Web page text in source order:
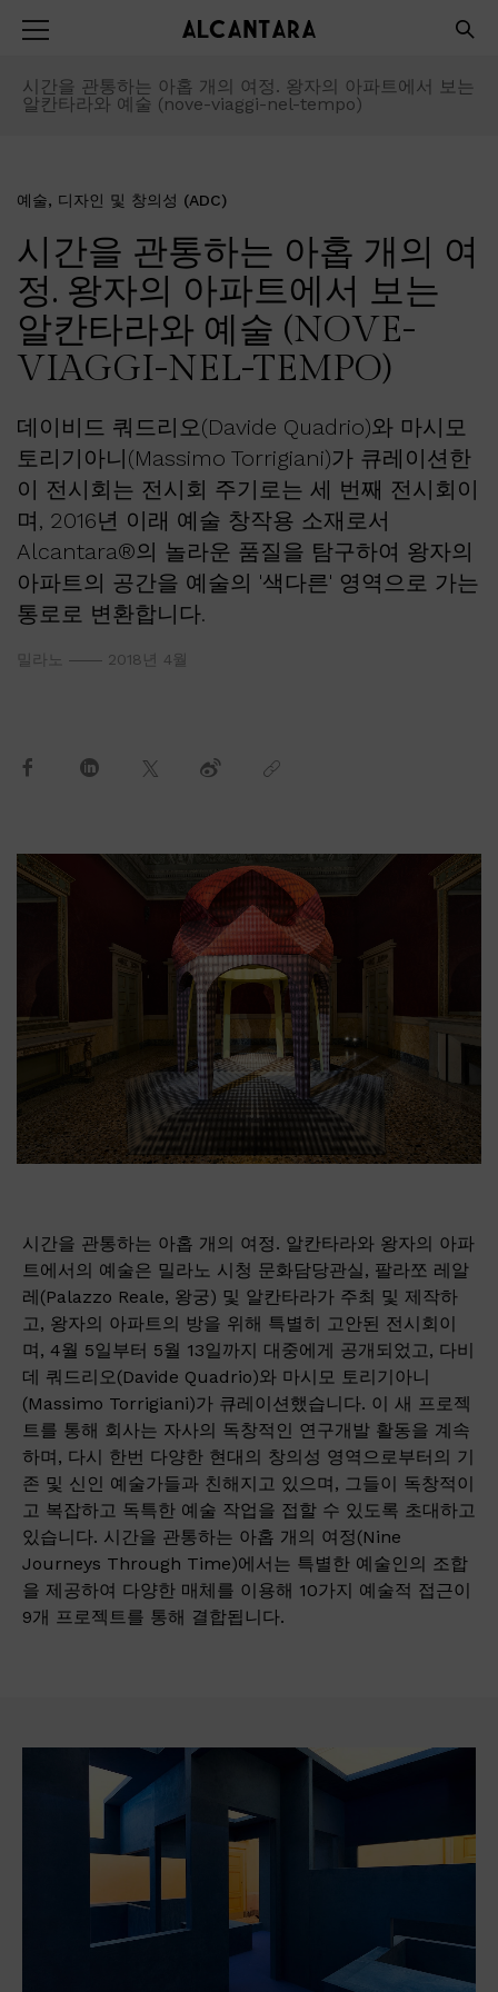
시간을 관통하는 아홉 개의 여정. 왕자의 아파트에서 보는
알칸타라와 예술 (nove-viaggi-nel-tempo)
예술, 디자인 및 창의성 (ADC)
시간을 관통하는 아홉 개의 여
정. 왕자의 아파트에서 보는
알칸타라와 예술 (NOVE-
VIAGGI-NEL-TEMPO)
데이비드 쿼드리오(Davide Quadrio)와 마시모
토리기아니(Massimo Torrigiani)가 큐레이션한
이 전시회는 전시회 주기로는 세 번째 전시회이
며, 2016년 이래 예술 창작용 소재로서
Alcantara®의 놀라운 품질을 탐구하여 왕자의
아파트의 공간을 예술의 '색다른' 영역으로 가는
통로로 변환합니다.
밀라노 2018년 4월
시간을 관통하는 아홉 개의 여정. 알칸타라와 왕자의 아파
트에서의 예술은 밀라노 시청 문화담당관실, 팔라쪼 레알
레(Palazzo Reale, 왕궁) 및 알칸타라가 주최 및 제작하
고, 왕자의 아파트의 방을 위해 특별히 고안된 전시회이
며, 4월 5일부터 5월 13일까지 대중에게 공개되었고, 다비
데 쿼드리오(Davide Quadrio)와 마시모 토리기아니
(Massimo Torrigiani)가 큐레이션했습니다. 이 새 프로젝
트를 통해 회사는 자사의 독창적인 연구개발 활동을 계속
하며, 다시 한번 다양한 현대의 창의성 영역으로부터의 기
존 및 신인 예술가들과 친해지고 있으며, 그들이 독창적이
고 복잡하고 독특한 예술 작업을 접할 수 있도록 초대하고
있습니다. 시간을 관통하는 아홉 개의 여정(Nine
Journeys Through Time)에서는 특별한 예술인의 조합
을 제공하여 다양한 매체를 이용해 10가지 예술적 접근이
9개 프로젝트를 통해 결합됩니다.